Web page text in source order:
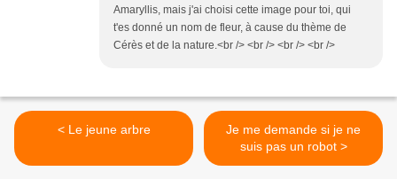
Amaryllis, mais j'ai choisi cette image pour toi, qui
t'es donné un nom de fleur, à cause du thème de
Cérès et de la nature.<br /> <br /> <br /> <br />
< Le jeune arbre
Je me demande si je ne
suis pas un robot >